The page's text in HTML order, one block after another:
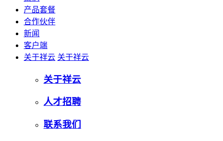
产品套餐
合作伙伴
新闻
客户端
关于祥云 关于祥云
关于祥云
人才招聘
联系我们